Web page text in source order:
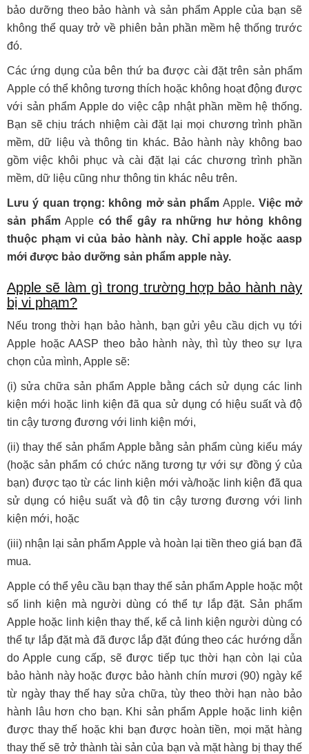
bảo dưỡng theo bảo hành và sản phẩm Apple của bạn sẽ
không thể quay trở về phiên bản phần mềm hệ thống trước
đó.
Các ứng dụng của bên thứ ba được cài đặt trên sản phẩm
Apple có thể không tương thích hoặc không hoạt động được
với sản phẩm Apple do việc cập nhật phần mềm hệ thống.
Bạn sẽ chịu trách nhiệm cài đặt lại mọi chương trình phần
mềm, dữ liệu và thông tin khác. Bảo hành này không bao
gồm việc khôi phục và cài đặt lại các chương trình phần
mềm, dữ liệu cũng như thông tin khác nêu trên.
Lưu ý quan trọng: không mở sản phẩmApple. Việc mở
sản phẩmApple có thể gây ra những hư hỏng không
thuộc phạm vi của bảo hành này. Chỉ apple hoặc aasp
mới được bảo dưỡng sản phẩm apple này.
Apple sẽ làm gì trong trường hợp bảo hành này
bị vi phạm?
Nếu trong thời hạn bảo hành, bạn gửi yêu cầu dịch vụ tới
Apple hoặc AASP theo bảo hành này, thì tùy theo sự lựa
chọn của mình, Apple sẽ:
(i) sửa chữa sản phẩm Apple bằng cách sử dụng các linh
kiện mới hoặc linh kiện đã qua sử dụng có hiệu suất và độ
tin cậy tương đương với linh kiện mới,
(ii) thay thế sản phẩm Apple bằng sản phẩm cùng kiểu máy
(hoặc sản phẩm có chức năng tương tự với sự đồng ý của
bạn) được tạo từ các linh kiện mới và/hoặc linh kiện đã qua
sử dụng có hiệu suất và độ tin cậy tương đương với linh
kiện mới, hoặc
(iii) nhận lại sản phẩm Apple và hoàn lại tiền theo giá bạn đã
mua.
Apple có thể yêu cầu bạn thay thế sản phẩm Apple hoặc một
số linh kiện mà người dùng có thể tự lắp đặt. Sản phẩm
Apple hoặc linh kiện thay thế, kể cả linh kiện người dùng có
thể tự lắp đặt mà đã được lắp đặt đúng theo các hướng dẫn
do Apple cung cấp, sẽ được tiếp tục thời hạn còn lại của
bảo hành này hoặc được bảo hành chín mươi (90) ngày kể
từ ngày thay thế hay sửa chữa, tùy theo thời hạn nào bảo
hành lâu hơn cho bạn. Khi sản phẩm Apple hoặc linh kiện
được thay thế hoặc khi bạn được hoàn tiền, mọi mặt hàng
thay thế sẽ trở thành tài sản của bạn và mặt hàng bị thay thế